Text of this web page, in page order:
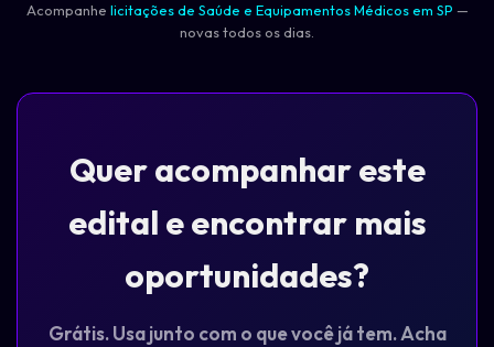
Acompanhe licitações de Saúde e Equipamentos Médicos em SP —
novas todos os dias.
Quer acompanhar este
edital e encontrar mais
oportunidades?
Grátis. Usa junto com o que você já tem. Acha